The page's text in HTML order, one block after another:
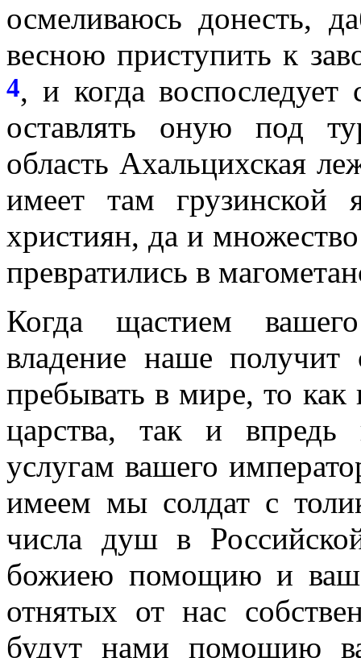
осмеливаюсь донесть,
весною приступить к
4, и когда
оставлять оную под
область Ахальцихская
имеет там грузинской
християн, да и
превратились в
Когда щастием вашего
владение наше
пребывать в мире, то
царства, так и впредь
услугам вашего
имеем мы солдат с
числа душ в
божиею помощию и
отнятых от нас
будут нами помощию